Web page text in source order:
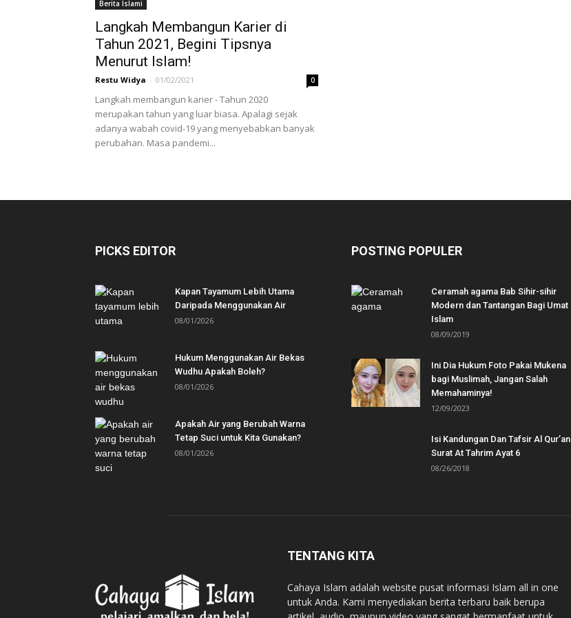
Berita Islami
Langkah Membangun Karier di
Tahun 2021, Begini Tipsnya
Menurut Islam!
Restu Widya - 01/02/2021 0
Langkah membangun karier - Tahun 2020
merupakan tahun yang luar biasa. Apalagi sejak
adanya wabah covid-19 yang menyebabkan banyak
perubahan. Masa pandemi...
PICKS EDITOR
Kapan Tayamum Lebih Utama
Daripada Menggunakan Air
08/01/2026
Hukum Menggunakan Air Bekas
Wudhu Apakah Boleh?
08/01/2026
Apakah Air yang Berubah Warna
Tetap Suci untuk Kita Gunakan?
08/01/2026
POSTING POPULER
Ceramah agama Bab Sihir-sihir
Modern dan Tantangan Bagi Umat
Islam
08/09/2019
Ini Dia Hukum Foto Pakai Mukena
bagi Muslimah, Jangan Salah
Memahaminya!
12/09/2023
Isi Kandungan Dan Tafsir Al Qur’an
Surat At Tahrim Ayat 6
08/26/2018
TENTANG KITA
Cahaya Islam adalah website pusat informasi Islam all in one
untuk Anda. Kami menyediakan berita terbaru baik berupa